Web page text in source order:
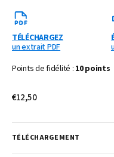
TÉLÉCHARGEZ
un extrait PDF
Points de fidélité : 10 points
Prix
€12,50
TÉLÉCHARGEMENT